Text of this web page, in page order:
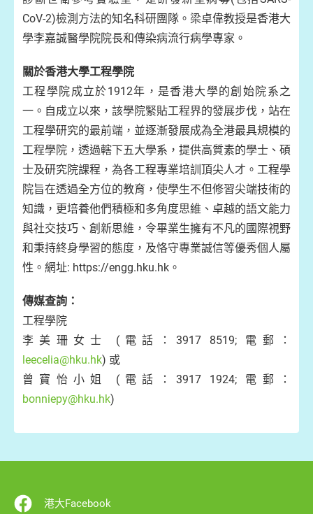
CoV-2)檢測方法的知名科研團隊。梁卓偉教授是香港大
學李嘉誠醫學院院長和傳染病流行病學專家。
關於香港大學工程學院
工程學院成立於1912年，是香港大學的創始院系之
一。自成立以來，該學院緊貼工程界的發展步伐，站在
工程學研究的最前端，並逐漸發展成為全港最具規模的
工程學院，透過轄下五大學系，提供高質素的學士、碩
士及研究院課程，為各工程專業培訓頂尖人才。工程學
院旨在透過全方位的教育，使學生不但修習尖端技術的
知識，更培養他們積極和多角度思維、卓越的語文能力
與社交技巧、創新思維，令畢業生擁有不凡的國際視野
和秉持終身學習的態度，及恪守專業誠信等優秀個人屬
性。網址: https://engg.hku.hk。
傳媒查詢：
工程學院
李美珊女士 (電話：3917 8519; 電郵：
leecelia@hku.hk) 或
曾寶怡小姐 (電話：3917 1924; 電郵：
bonniepy@hku.hk)
港大Facebook